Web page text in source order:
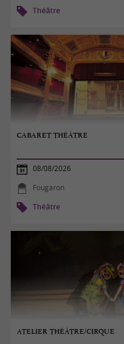
Théâtre
CABARET THÉÂTRE
08/08/2026
Fougaron
Théâtre
ATELIER THÉÂTRE/CIRQUE